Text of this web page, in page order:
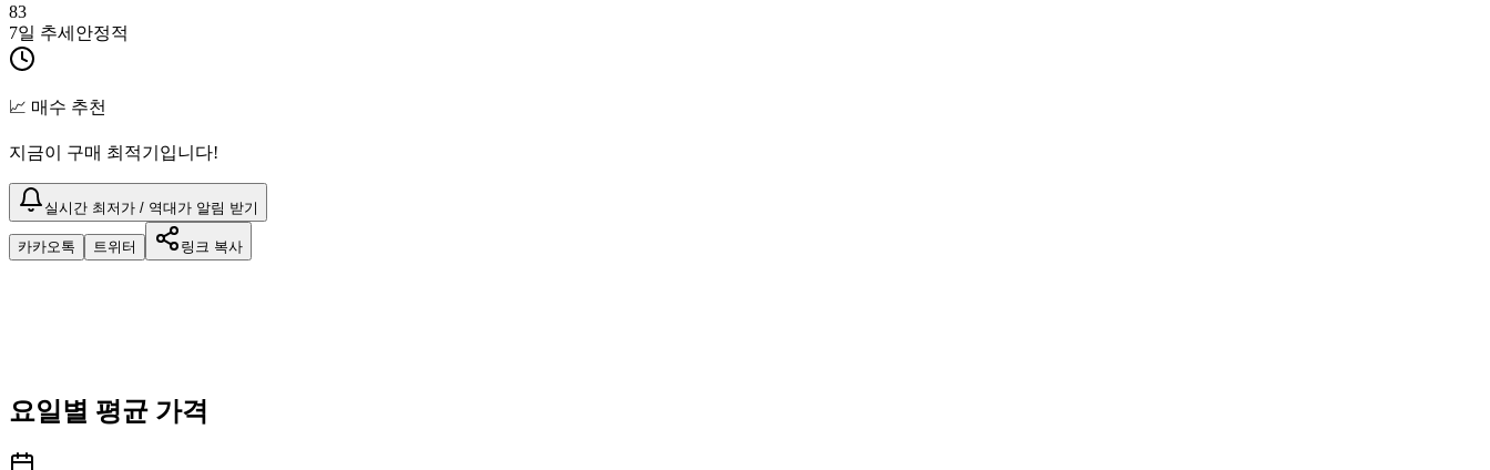
83
7일 추세 안정적
📈 매수 추천
지금이 구매 최적기입니다!
실시간 최저가 / 역대가 알림 받기
카카오톡 트위터 링크 복사
요일별 평균 가격